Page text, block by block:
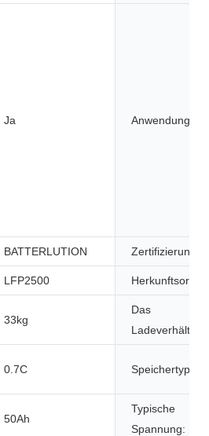
Ja Anwendung:
BATTERLUTION Zertifizierung:
LFP2500 Herkunftsort:
33kg
Das
Ladeverhältnis:
0.7C Speichertyp:
50Ah
Typische
Spannung: